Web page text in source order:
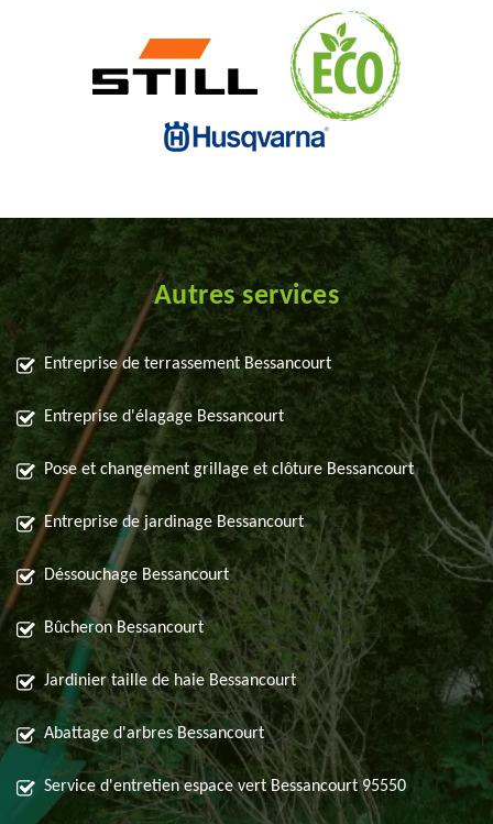
Autres services
Entreprise de terrassement Bessancourt
Entreprise d'élagage Bessancourt
Pose et changement grillage et clôture Bessancourt
Entreprise de jardinage Bessancourt
Déssouchage Bessancourt
Bûcheron Bessancourt
Jardinier taille de haie Bessancourt
Abattage d'arbres Bessancourt
Service d'entretien espace vert Bessancourt 95550